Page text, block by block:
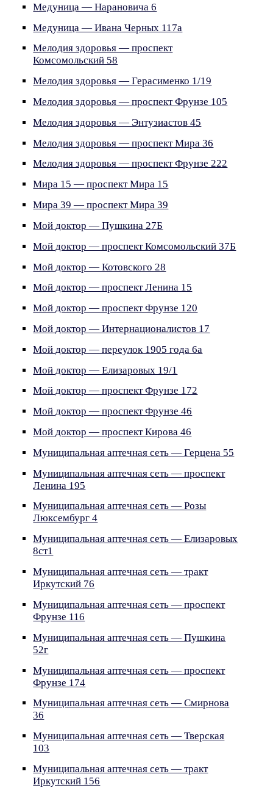
Медуница — Нарановича 6
Медуница — Ивана Черных 117а
Мелодия здоровья — проспект
Комсомольский 58
Мелодия здоровья — Герасименко 1/19
Мелодия здоровья — проспект Фрунзе 105
Мелодия здоровья — Энтузиастов 45
Мелодия здоровья — проспект Мира 36
Мелодия здоровья — проспект Фрунзе 222
Мира 15 — проспект Мира 15
Мира 39 — проспект Мира 39
Мой доктор — Пушкина 27Б
Мой доктор — проспект Комсомольский 37Б
Мой доктор — Котовского 28
Мой доктор — проспект Ленина 15
Мой доктор — проспект Фрунзе 120
Мой доктор — Интернационалистов 17
Мой доктор — переулок 1905 года 6а
Мой доктор — Елизаровых 19/1
Мой доктор — проспект Фрунзе 172
Мой доктор — проспект Фрунзе 46
Мой доктор — проспект Кирова 46
Муниципальная аптечная сеть — Герцена 55
Муниципальная аптечная сеть — проспект
Ленина 195
Муниципальная аптечная сеть — Розы
Люксембург 4
Муниципальная аптечная сеть — Елизаровых
8ст1
Муниципальная аптечная сеть — тракт
Иркутский 76
Муниципальная аптечная сеть — проспект
Фрунзе 116
Муниципальная аптечная сеть — Пушкина
52г
Муниципальная аптечная сеть — проспект
Фрунзе 174
Муниципальная аптечная сеть — Смирнова
36
Муниципальная аптечная сеть — Тверская
103
Муниципальная аптечная сеть — тракт
Иркутский 156